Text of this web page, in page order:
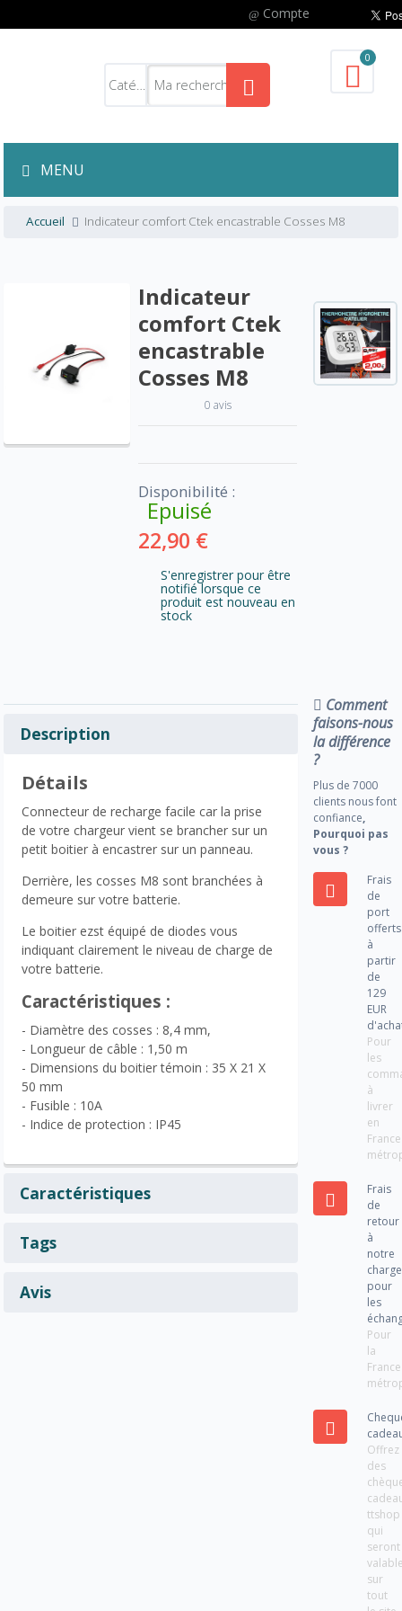
Compte
0
MENU
Accueil Indicateur comfort Ctek encastrable Cosses M8
Indicateur
comfort Ctek
encastrable
Cosses M8
0 avis
Disponibilité :
Epuisé
22,90 €
S'enregistrer pour être
notifié lorsque ce
produit est nouveau en
stock
Description
Détails
Connecteur de recharge facile car la prise
de votre chargeur vient se brancher sur un
petit boitier à encastrer sur un panneau.
Derrière, les cosses M8 sont branchées à
demeure sur votre batterie.
Le boitier ezst équipé de diodes vous
indiquant clairement le niveau de charge de
votre batterie.
Caractéristiques :
- Diamètre des cosses : 8,4 mm,
- Longueur de câble : 1,50 m
- Dimensions du boitier témoin : 35 X 21 X
50 mm
- Fusible : 10A
- Indice de protection : IP45
Caractéristiques
Tags
Avis
Comment
faisons-nous
la différence
?
Plus de 7000
clients nous font
confiance,
Pourquoi pas
vous ?
Frais
de
port
offerts
à
partir
de
129
EUR
Pour
les
à
livrer
en
France
Frais
de
retour
à
notre
charge
pour
les
Pour
la
France
Offrez
des
ttshop
qui
seront
sur
tout